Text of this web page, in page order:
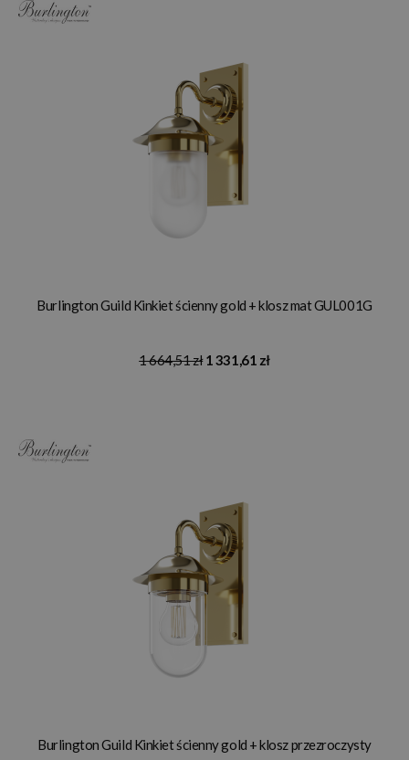
Burlington Guild Kinkiet ścienny gold + klosz mat GUL001G
1 664,51 zł 1 331,61 zł
Burlington Guild Kinkiet ścienny gold + klosz przezroczysty